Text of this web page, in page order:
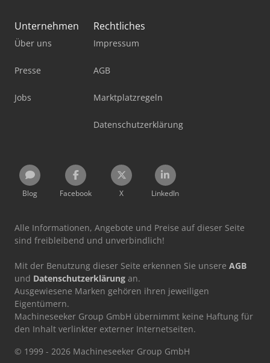
Unternehmen
Über uns
Presse
Jobs
Rechtliches
Impressum
AGB
Marktplatzregeln
Datenschutzerklärung
Blog Facebook X LinkedIn
Alle Informationen, Angebote und Preise auf dieser Seite
sind freibleibend und unverbindlich!
Mit der Benutzung dieser Seite erkennen Sie unsere AGB
und Datenschutzerklärung an.
Ausgewiesene Marken gehören ihren jeweiligen
Eigentümern.
Machineseeker Group GmbH übernimmt keine Haftung für
den Inhalt verlinkter externer Internetseiten.
© 1999 - 2026 Machineseeker Group GmbH